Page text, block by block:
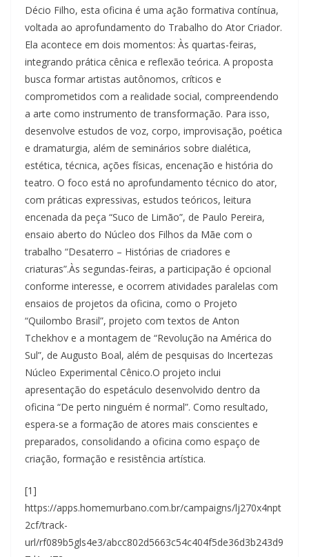
Décio Filho, esta oficina é uma ação formativa contínua,
voltada ao aprofundamento do Trabalho do Ator Criador.
Ela acontece em dois momentos: Às quartas-feiras,
integrando prática cênica e reflexão teórica. A proposta
busca formar artistas autônomos, críticos e
comprometidos com a realidade social, compreendendo
a arte como instrumento de transformação. Para isso,
desenvolve estudos de voz, corpo, improvisação, poética
e dramaturgia, além de seminários sobre dialética,
estética, técnica, ações físicas, encenação e história do
teatro. O foco está no aprofundamento técnico do ator,
com práticas expressivas, estudos teóricos, leitura
encenada da peça “Suco de Limão”, de Paulo Pereira,
ensaio aberto do Núcleo dos Filhos da Mãe com o
trabalho “Desaterro – Histórias de criadores e
criaturas”.Às segundas-feiras, a participação é opcional
conforme interesse, e ocorrem atividades paralelas com
ensaios de projetos da oficina, como o Projeto
“Quilombo Brasil”, projeto com textos de Anton
Tchekhov e a montagem de “Revolução na América do
Sul”, de Augusto Boal, além de pesquisas do Incertezas
Núcleo Experimental Cênico.O projeto inclui
apresentação do espetáculo desenvolvido dentro da
oficina “De perto ninguém é normal”. Como resultado,
espera-se a formação de atores mais conscientes e
preparados, consolidando a oficina como espaço de
criação, formação e resistência artística.
[1]
https://apps.homemurbano.com.br/campaigns/lj270x4npt
2cf/track-
url/rf089b5gls4e3/abcc802d5663c54c404f5de36d3b243d9